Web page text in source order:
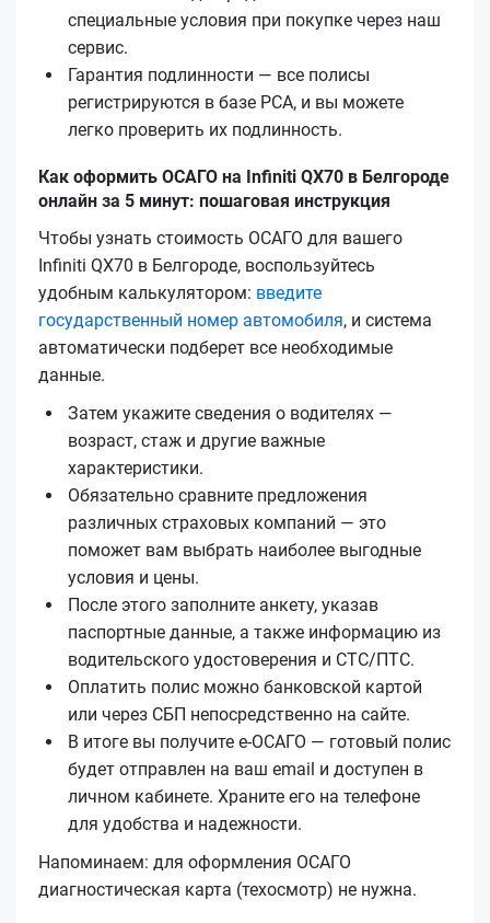
специальные условия при покупке через наш
сервис.
Гарантия подлинности — все полисы
регистрируются в базе РСА, и вы можете
легко проверить их подлинность.
Как оформить ОСАГО на Infiniti QX70 в Белгороде
онлайн за 5 минут: пошаговая инструкция
Чтобы узнать стоимость ОСАГО для вашего
Infiniti QX70 в Белгороде, воспользуйтесь
удобным калькулятором: введите
государственный номер автомобиля, и система
автоматически подберет все необходимые
данные.
Затем укажите сведения о водителях —
возраст, стаж и другие важные
характеристики.
Обязательно сравните предложения
различных страховых компаний — это
поможет вам выбрать наиболее выгодные
условия и цены.
После этого заполните анкету, указав
паспортные данные, а также информацию из
водительского удостоверения и СТС/ПТС.
Оплатить полис можно банковской картой
или через СБП непосредственно на сайте.
В итоге вы получите е‑ОСАГО — готовый полис
будет отправлен на ваш email и доступен в
личном кабинете. Храните его на телефоне
для удобства и надежности.
Напоминаем: для оформления ОСАГО
диагностическая карта (техосмотр) не нужна.